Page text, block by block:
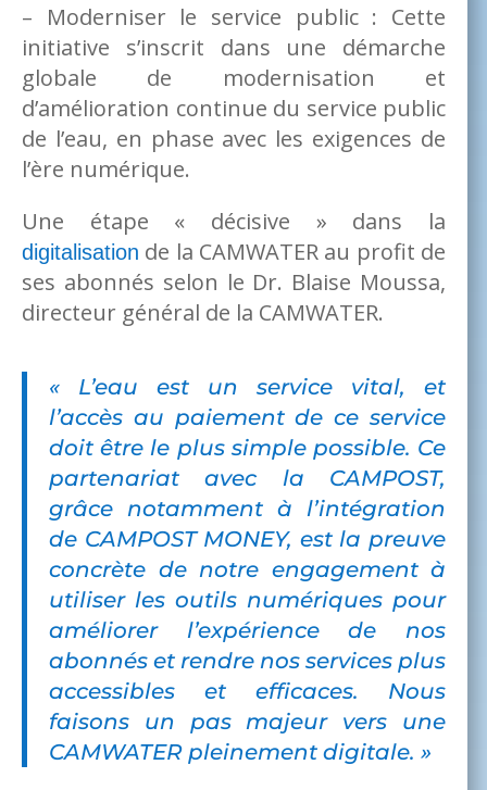
– Moderniser le service public : Cette
initiative s’inscrit dans une démarche
globale de modernisation et
d’amélioration continue du service public
de l’eau, en phase avec les exigences de
l’ère numérique.
Une étape « décisive » dans la
digitalisation de la CAMWATER au profit de
ses abonnés selon le Dr. Blaise Moussa,
directeur général de la CAMWATER.
« L’eau est un service vital, et
l’accès au paiement de ce service
doit être le plus simple possible. Ce
partenariat avec la CAMPOST,
grâce notamment à l’intégration
de CAMPOST MONEY, est la preuve
concrète de notre engagement à
utiliser les outils numériques pour
améliorer l’expérience de nos
abonnés et rendre nos services plus
accessibles et efficaces. Nous
faisons un pas majeur vers une
CAMWATER pleinement digitale. »